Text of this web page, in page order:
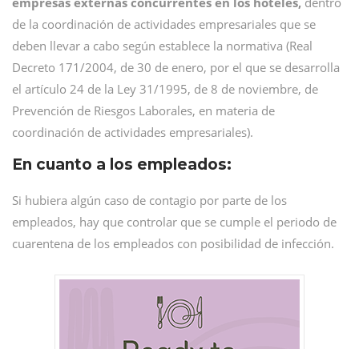
de la coordinación de actividades empresariales que se
deben llevar a cabo según establece la normativa (Real
Decreto 171/2004, de 30 de enero, por el que se desarrolla
el artículo 24 de la Ley 31/1995, de 8 de noviembre, de
Prevención de Riesgos Laborales, en materia de
coordinación de actividades empresariales).
En cuanto a los empleados:
Si hubiera algún caso de contagio por parte de los
empleados, hay que controlar que se cumple el periodo de
cuarentena de los empleados con posibilidad de infección.